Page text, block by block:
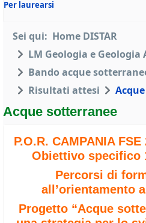
Per laurearsi
Sei qui: Home DISTAR
LM Geologia e Geologia
Bando acque
Risultati attesi
Acque sotterranee
P.O.R. CAMPANIA
Obiettivo specifico
Percorsi di
all’orientamento
Progetto “Acque